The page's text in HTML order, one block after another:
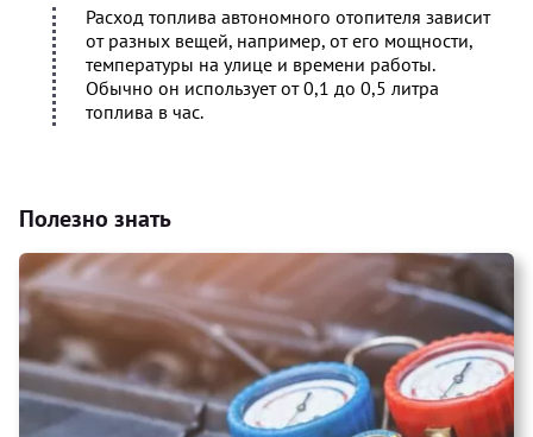
Расход топлива автономного отопителя зависит
от разных вещей, например, от его мощности,
температуры на улице и времени работы.
Обычно он использует от 0,1 до 0,5 литра
топлива в час.
Полезно знать